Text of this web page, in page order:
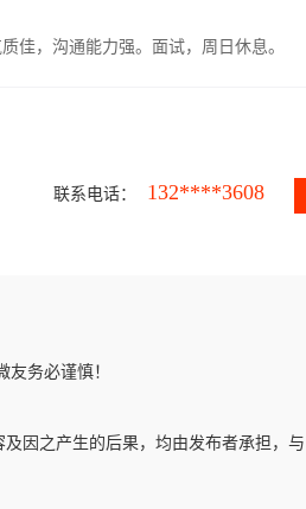
佳，沟通能力强。面试，周日休息。
联系电话： 132****3608
务必谨慎！
因之产生的后果，均由发布者承担，与